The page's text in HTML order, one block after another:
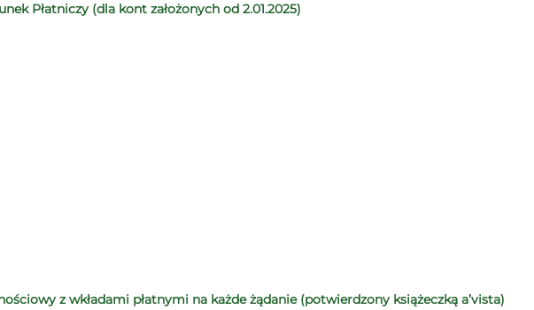
Płatniczy (dla kont założonych od 2.01.2025)
z wkładami płatnymi na każde żądanie (potwierdzony książeczką a’vista)